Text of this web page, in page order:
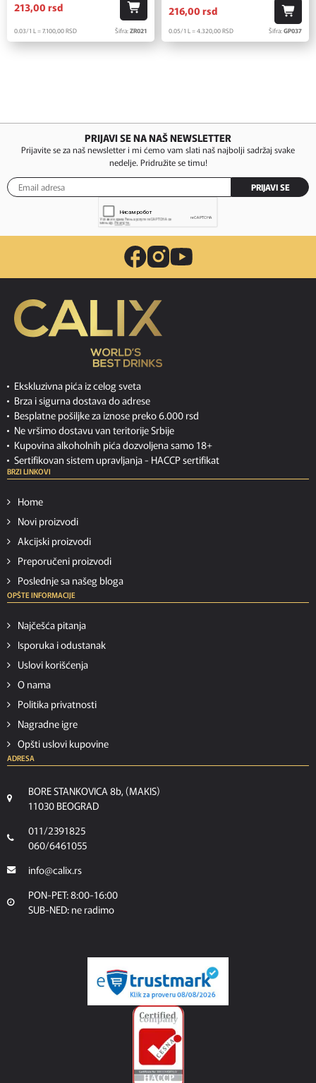
213,00 rsd
0.03/1 L = 7.100,00RSD Šifra:ZR021
216,00 rsd
0.05/1 L = 4.320,00RSD Šifra:GP037
PRIJAVI SE NA NAŠ NEWSLETTER
Prijavite se za naš newsletter i mi ćemo vam slati naš najbolji sadržaj svake
nedelje. Pridružite se timu!
PRIJAVI SE
Ekskluzivna pića iz celog sveta
Brza i sigurna dostava do adrese
Besplatne pošiljke za iznose preko 6.000 rsd
Ne vršimo dostavu van teritorije Srbije
Kupovina alkoholnih pića dozvoljena samo 18+
Sertifikovan sistem upravljanja - HACCP sertifikat
BRZI LINKOVI
Home
Novi proizvodi
Akcijski proizvodi
Preporučeni proizvodi
Poslednje sa našeg bloga
OPŠTE INFORMACIJE
Najčešća pitanja
Isporuka i odustanak
Uslovi korišćenja
O nama
Politika privatnosti
Nagradne igre
Opšti uslovi kupovine
ADRESA
BORE STANKOVICA 8b, (MAKIS)
11030 BEOGRAD
011/2391825
060/6461055
info@calix.rs
PON-PET: 8:00-16:00
SUB-NED: ne radimo